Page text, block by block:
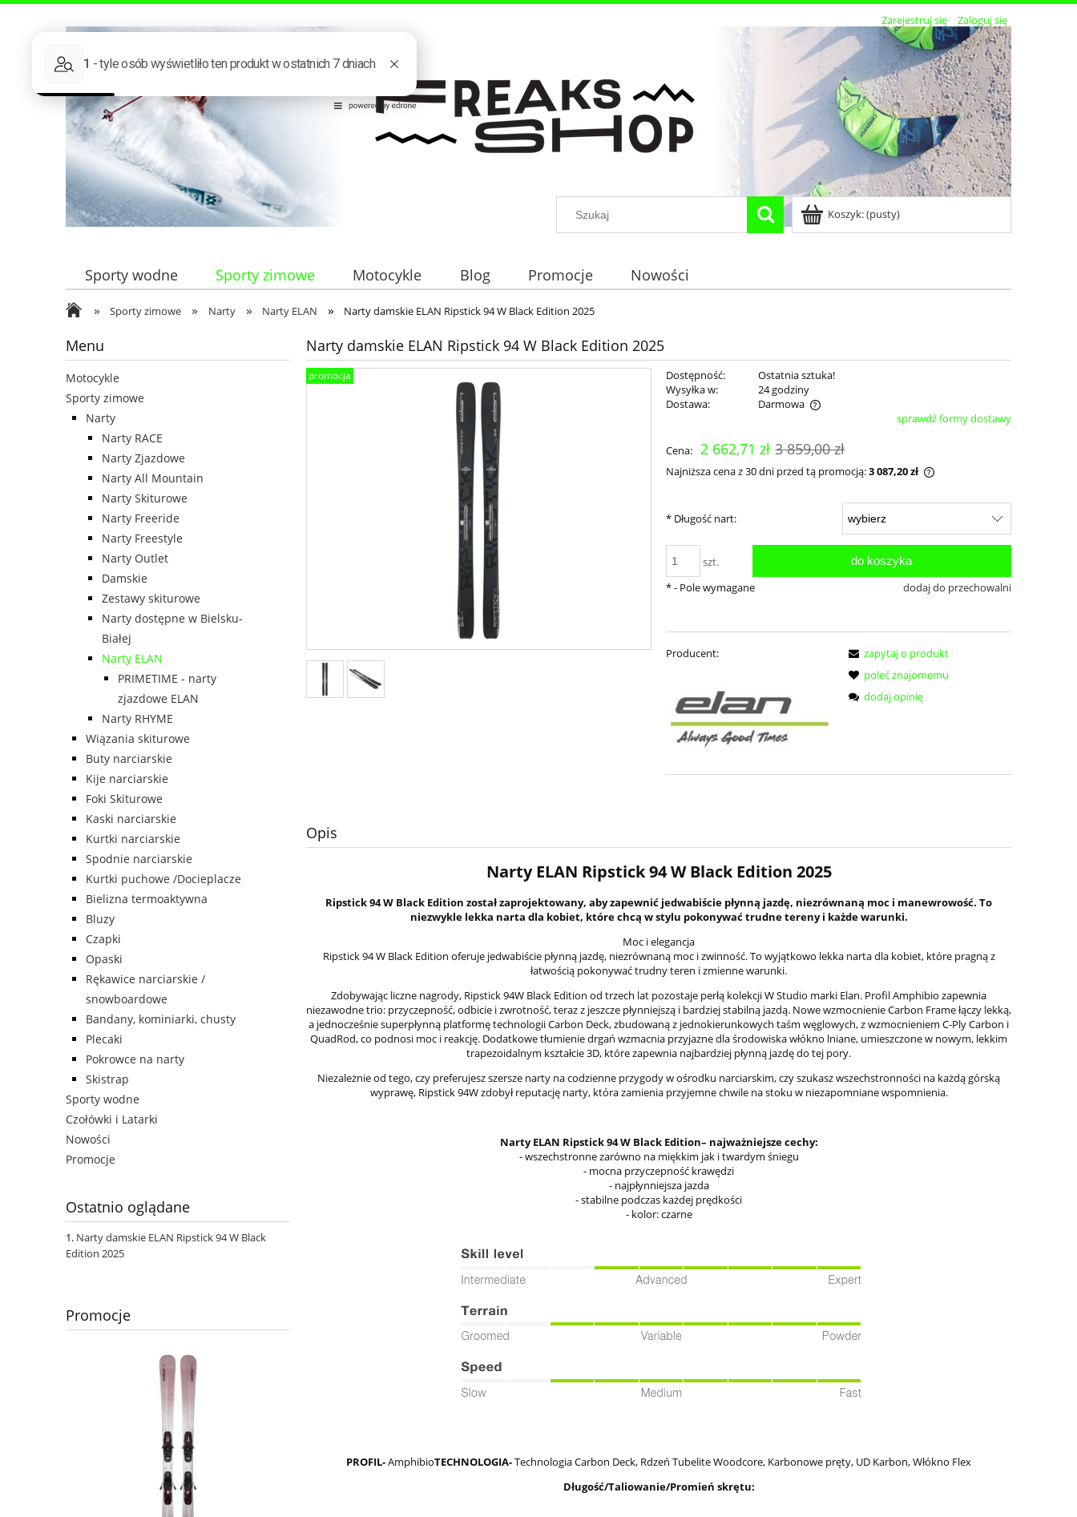
Zarejestruj się Zaloguj się
Koszyk:(pusty)
Sporty wodne Sporty zimowe Motocykle Blog Promocje Nowości
» Sporty zimowe » Narty » Narty ELAN » Narty damskie ELAN Ripstick 94 W Black Edition 2025
Menu
Motocykle
Sporty zimowe
Narty
Narty RACE
Narty Zjazdowe
Narty All Mountain
Narty Skiturowe
Narty Freeride
Narty Freestyle
Narty Outlet
Damskie
Zestawy skiturowe
Narty dostępne w Bielsku-
Białej
Narty ELAN
PRIMETIME - narty
zjazdowe ELAN
Narty RHYME
Wiązania skiturowe
Buty narciarskie
Kije narciarskie
Foki Skiturowe
Kaski narciarskie
Kurtki narciarskie
Spodnie narciarskie
Kurtki puchowe /Docieplacze
Bielizna termoaktywna
Bluzy
Czapki
Opaski
Rękawice narciarskie /
snowboardowe
Bandany, kominiarki, chusty
Plecaki
Pokrowce na narty
Skistrap
Sporty wodne
Czołówki i Latarki
Nowości
Promocje
Ostatnio oglądane
Narty damskie ELAN Ripstick 94 W Black
Edition 2025
Promocje
Narty damskie ELAN Ripstick 94 W Black Edition 2025
promocja Dostępność:
Ostatnia sztuka!
Wysyłka w:
24 godziny
Dostawa:
Darmowa
sprawdź formy dostawy
Cena: 2 662,71 zł 3 859,00 zł
Najniższa cena z 30 dni przed tą promocją:3 087,20 zł
Jeżeli produkt jest sprzedawany krócej niż
30 dni, wyświetlana jest najniższa cena od
momentu, kiedy produkt pojawił się w
* Długość nart:
szt. do koszyka
dodaj do przechowalni
*- Pole wymagane
Producent:
zapytaj o produkt
poleć znajomemu
dodaj opinię
Opis
Narty ELAN Ripstick 94 W Black Edition 2025
Ripstick 94 W Black Edition został zaprojektowany, aby zapewnić jedwabiście płynną jazdę, niezrównaną moc i manewrowość. To
niezwykle lekka narta dla kobiet, które chcą w stylu pokonywać trudne tereny i każde warunki.
Moc i elegancja
Ripstick 94 W Black Edition oferuje jedwabiście płynną jazdę, niezrównaną moc i zwinność. To wyjątkowo lekka narta dla kobiet, które pragną z
łatwością pokonywać trudny teren i zmienne warunki.
Zdobywając liczne nagrody, Ripstick 94W Black Edition od trzech lat pozostaje perłą kolekcji W Studio marki Elan. Profil Amphibio zapewnia
niezawodne trio: przyczepność, odbicie i zwrotność, teraz z jeszcze płynniejszą i bardziej stabilną jazdą. Nowe wzmocnienie Carbon Frame łączy lekką,
a jednocześnie superpłynną platformę technologii Carbon Deck, zbudowaną z jednokierunkowych taśm węglowych, z wzmocnieniem C-Ply Carbon i
QuadRod, co podnosi moc i reakcję. Dodatkowe tłumienie drgań wzmacnia przyjazne dla środowiska włókno lniane, umieszczone w nowym, lekkim
trapezoidalnym kształcie 3D, które zapewnia najbardziej płynną jazdę do tej pory.
Niezależnie od tego, czy preferujesz szersze narty na codzienne przygody w ośrodku narciarskim, czy szukasz wszechstronności na każdą górską
wyprawę, Ripstick 94W zdobył reputację narty, która zamienia przyjemne chwile na stoku w niezapomniane wspomnienia.
Narty ELAN Ripstick 94 W Black Edition– najważniejsze cechy:
- wszechstronne zarówno na miękkim jak i twardym śniegu
- mocna przyczepność krawędzi
- najpłynniejsza jazda
- stabilne podczas każdej prędkości
- kolor: czarne
PROFIL-AmphibioTECHNOLOGIA-Technologia Carbon Deck, Rdzeń Tubelite Woodcore, Karbonowe pręty, UD Karbon, Włókno Flex
Długość/Taliowanie/Promień skrętu: